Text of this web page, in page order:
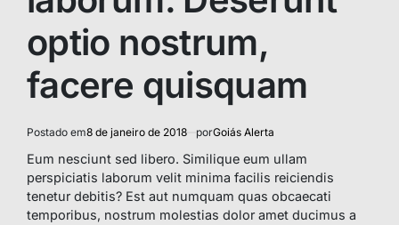
optio nostrum,
facere quisquam
Postado em8 de janeiro de 2018 porGoiás Alerta
Eum nesciunt sed libero. Similique eum ullam
perspiciatis laborum velit minima facilis reiciendis
tenetur debitis? Est aut numquam quas obcaecati
temporibus, nostrum molestias dolor amet ducimus a